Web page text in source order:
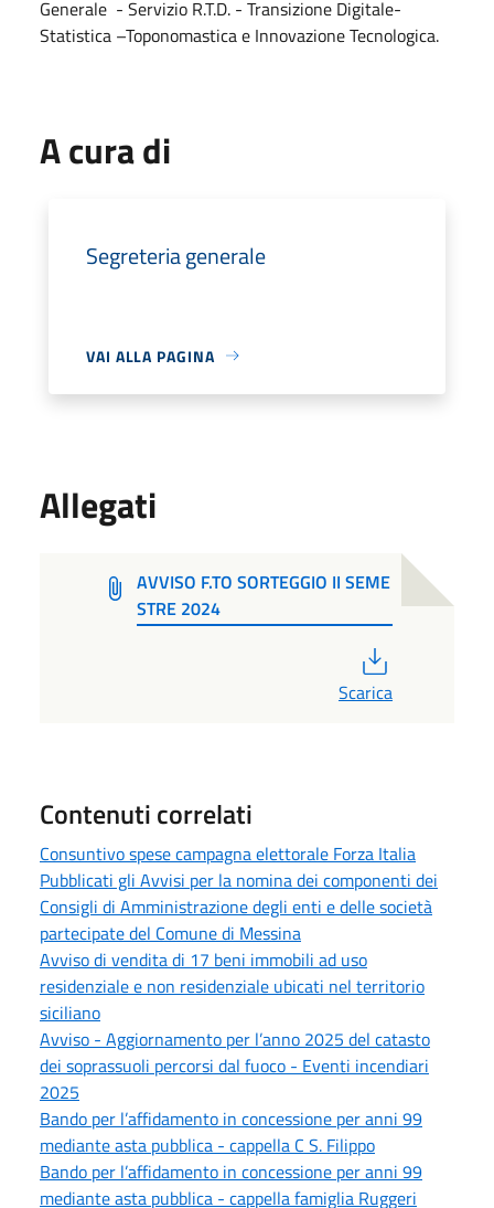
Generale - Servizio R.T.D. - Transizione Digitale-
Statistica –Toponomastica e Innovazione Tecnologica.
A cura di
Segreteria generale
VAI ALLA PAGINA
Allegati
AVVISO F.TO SORTEGGIO II SEME
STRE 2024
Scarica
Contenuti correlati
Consuntivo spese campagna elettorale Forza Italia
Pubblicati gli Avvisi per la nomina dei componenti dei
Consigli di Amministrazione degli enti e delle società
partecipate del Comune di Messina
Avviso di vendita di 17 beni immobili ad uso
residenziale e non residenziale ubicati nel territorio
siciliano
Avviso - Aggiornamento per l’anno 2025 del catasto
dei soprassuoli percorsi dal fuoco - Eventi incendiari
2025
Bando per l’affidamento in concessione per anni 99
mediante asta pubblica - cappella C S. Filippo
Bando per l’affidamento in concessione per anni 99
mediante asta pubblica - cappella famiglia Ruggeri